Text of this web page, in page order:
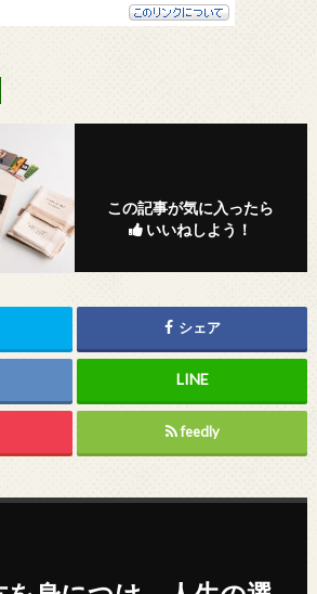
この記事が気に入ったら
いいねしよう！
シェア
feedly